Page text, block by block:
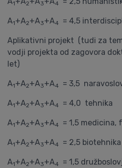
1 2 3 4
A1+A2+A3+A4 = 4,5
Aplikativni projekt (tudi za
vodji projekta od zagovora
let)
A1+A2+A3+A4 = 3,5
A1+A2+A3+A4 = 4,0 tehnika
A1+A2+A3+A4 = 1,5 medicina,
A1+A2+A3+A4 = 2,5
A1+A2+A3+A4 = 1,5